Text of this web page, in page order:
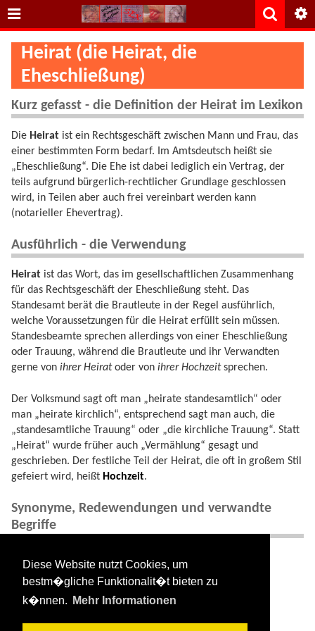
Diese Website nutzt Cookies, um
bestm�gliche Funktionalit�t bieten zu
k�nnen.
Mehr Informationen
Heirat (die Heirat, die
Eheschließung)
Kurz gefasst - die Definition der Heirat im Lexikon
Die Heirat ist ein Rechtsgeschäft zwischen Mann und Frau, das
einer bestimmten Form bedarf. Im Amtsdeutsch heißt sie
„Eheschließung“. Die Ehe ist dabei lediglich ein Vertrag, der
teils aufgrund bürgerlich-rechtlicher Grundlage geschlossen
wird, in Teilen aber auch frei vereinbart werden kann
(notarieller Ehevertrag).
Ausführlich - die Verwendung
Heirat ist das Wort, das im gesellschaftlichen Zusammenhang
für das Rechtsgeschäft der Eheschließung steht. Das
Standesamt berät die Brautleute in der Regel ausführlich,
welche Voraussetzungen für die Heirat erfüllt sein müssen.
Standesbeamte sprechen allerdings von einer Eheschließung
oder Trauung, während die Brautleute und ihr Verwandten
gerne von ihrer Heiratoder von ihrer Hochzeitsprechen.
Der Volksmund sagt oft man „heirate standesamtlich“ oder
man „heirate kirchlich“, entsprechend sagt man auch, die
„standesamtliche Trauung“ oder „die kirchliche Trauung“. Statt
„Heirat“ wurde früher auch „Vermählung“ gesagt und
geschrieben. Der festliche Teil der Heirat, die oft in großem Stil
gefeiert wird, heißt Hochzeit.
Synonyme, Redewendungen und verwandte
Begriffe
Verlobung
Jawort